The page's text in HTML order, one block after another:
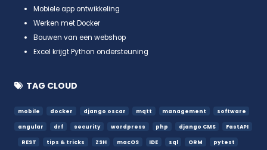
Mobiele app ontwikkeling
Werken met Docker
Bouwen van een webshop
Excel krijgt Python ondersteuning
TAG CLOUD
mobile docker django oscar mqtt management software
angular drf security wordpress php django CMS FastAPI
REST tips & tricks ZSH macOS IDE sql ORM pytest